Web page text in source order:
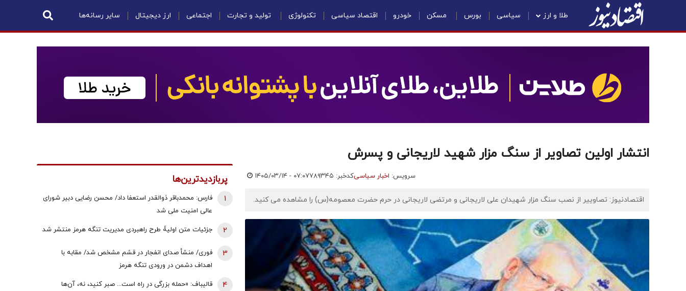
طلا و ارز سیاسی بورس مسکن خودرو اقتصاد سیاسی تکنولوژی تولید و تجارت اجتماعی ارز دیجیتال سایر رسانه‌ها
انتشار اولین تصاویر از سنگ مزار شهید لاریجانی و پسرش
سرویس: اخبار سیاسیکدخبر: ۷۸۹۳۴۵ ۱۴۰۵/۰۳/۱۴ - ۰۷:۰۷
اقتصادنیوز: تصاوییر از نصب سنگ مزار شهیدان علی لاریجانی و مرتضی لاریجانی در حرم حضرت معصومه(س) را مشاهده می کنید.
پربازدیدترین‌ها
فارس: محمدباقر ذوالقدر استعفا داد/ محسن رضایی دبیر شورای
عالی امنیت ملی شد
1
جزئیات متن اولیۀ طرح راهبردی مدیریت تنگه هرمز منتشر شد 2
فوری/ منشأ صدای انفجار در قشم مشخص شد/ مقابه با
اهداف دشمن در ورودی تنگه هرمز
3
قالیباف: «حمله بزرگی در راه است... صبر کنید، نه، آن‌ها
4